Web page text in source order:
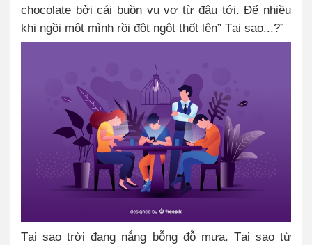
chocolate bởi cái buồn vu vơ từ đâu tới. Để nhiều
khi ngồi một mình rồi đột ngột thốt lên” Tại sao...?”
Tại sao trời đang nắng bỗng đỗ mưa. Tại sao từ